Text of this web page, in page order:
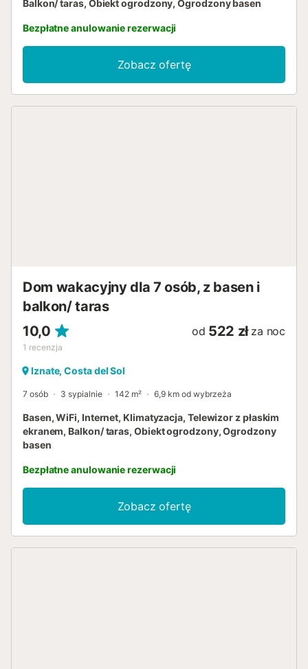
Balkon/ taras, Obiekt ogrodzony, Ogrodzony basen
Bezpłatne anulowanie rezerwacji
Zobacz ofertę
Dom wakacyjny dla 7 osób, z basen i
balkon/ taras
10,0
1 recenzja
od 522 zł za noc
Iznate, Costa del Sol
7 osób 3 sypialnie 142 m² 6,9 km od wybrzeża
Basen, WiFi, Internet, Klimatyzacja, Telewizor z płaskim
ekranem, Balkon/ taras, Obiekt ogrodzony, Ogrodzony
basen
Bezpłatne anulowanie rezerwacji
Zobacz ofertę